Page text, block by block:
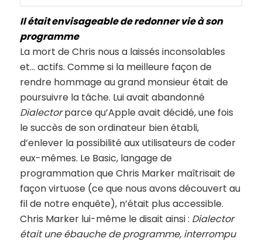
Il était envisageable de redonner vie à son
programme
La mort de Chris nous a laissés inconsolables
et… actifs. Comme si la meilleure façon de
rendre hommage au grand monsieur était de
poursuivre la tâche. Lui avait abandonné
Dialectorparce qu’Apple avait décidé, une fois
le succès de son ordinateur bien établi,
d’enlever la possibilité aux utilisateurs de coder
eux-mêmes. Le Basic, langage de
programmation que Chris Marker maîtrisait de
façon virtuose (ce que nous avons découvert au
fil de notre enquête), n’était plus accessible.
Chris Marker lui-même le disait ainsi : Dialector
était une ébauche de programme, interrompu